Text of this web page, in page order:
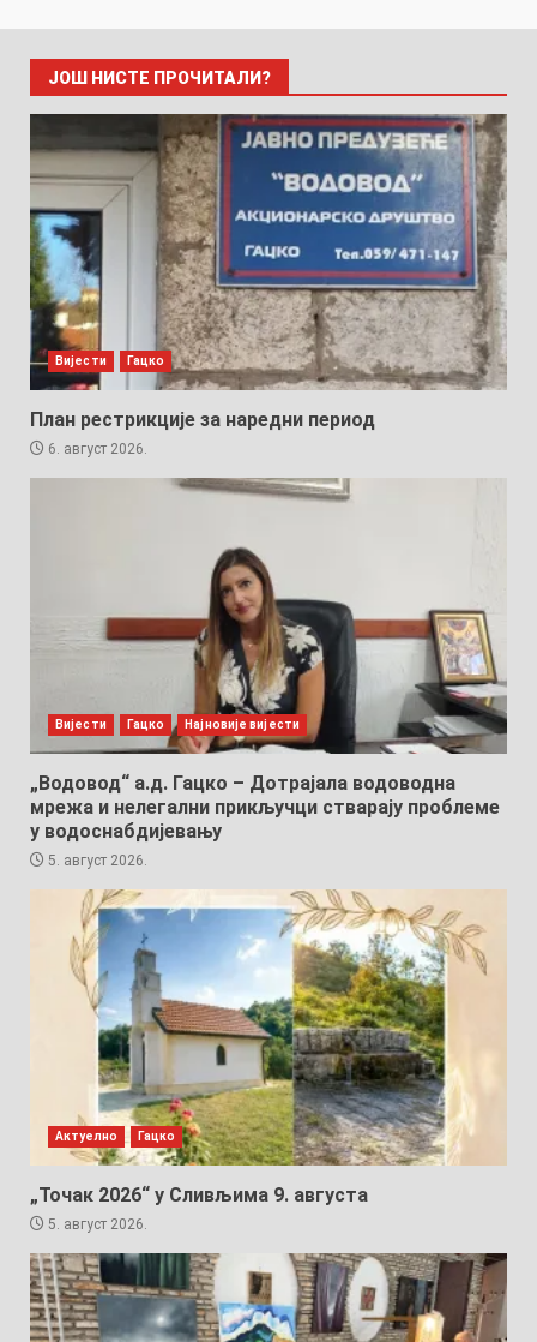
ЈОШ НИСТЕ ПРОЧИТАЛИ?
Вијести Гацко
План рестрикције за наредни период
6. август 2026.
Вијести Гацко Најновије вијести
„Водовод“ а.д. Гацко – Дотрајала водоводна
мрежа и нелегални прикључци стварају проблеме
у водоснабдијевању
5. август 2026.
Актуелно Гацко
„Точак 2026“ у Сливљима 9. августа
5. август 2026.